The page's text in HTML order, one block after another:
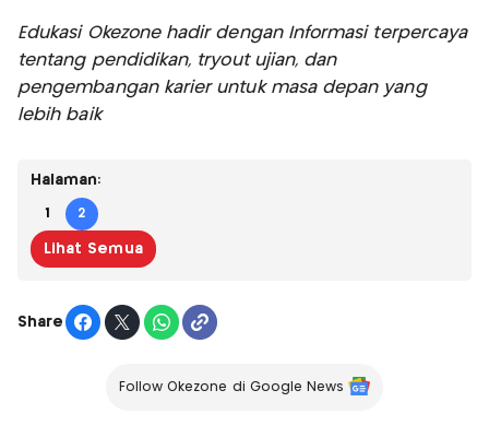
Edukasi Okezone hadir dengan Informasi terpercaya
tentang pendidikan, tryout ujian, dan
pengembangan karier untuk masa depan yang
lebih baik
Halaman:
1 2
Lihat Semua
Share
Follow Okezone di Google News